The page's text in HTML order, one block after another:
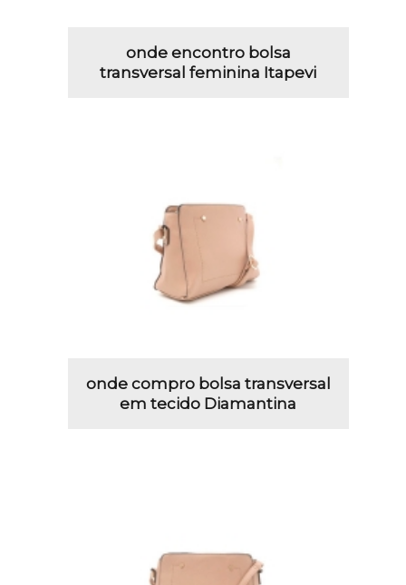
onde encontro bolsa
transversal feminina Itapevi
onde compro bolsa transversal
em tecido Diamantina